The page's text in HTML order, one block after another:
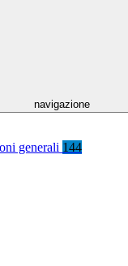
navigazione
generali 144